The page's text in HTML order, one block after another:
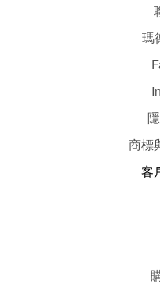
瑪
隱
商標
客